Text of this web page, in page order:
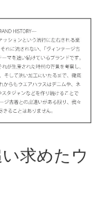
求めたウ